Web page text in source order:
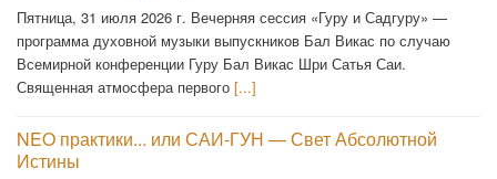
Пятница, 31 июля 2026 г. Вечерняя сессия «Гуру и Садгуру» —
программа духовной музыки выпускников Бал Викас по случаю
Всемирной конференции Гуру Бал Викас Шри Сатья Саи.
Священная атмосфера первого [...]
NEO практики... или САИ-ГУН — Свет Абсолютной
Истины